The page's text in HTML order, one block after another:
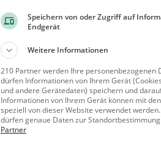
Gaststätten in der Nähe
The Porter
Pub
Pub in Mainz
Mainz
Speichern von oder Zugriff auf
Endgerät
Weitere Informationen
210 Partner werden Ihre personenbezogenen
dürfen Informationen von Ihrem Gerät
und andere Gerätedaten) speichern und
Informationen von Ihrem Gerät können mit
speziell von dieser Website verwendet
dürfen genaue Daten zur
Partner